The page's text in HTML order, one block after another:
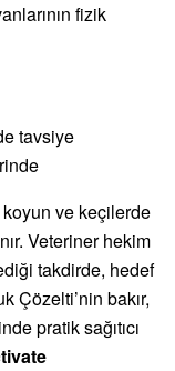
fizik
tavsiye
koyun ve keçilerde
Veteriner hekim
takdirde, hedef
Çözelti’nin bakır,
pratik sağıtıcı